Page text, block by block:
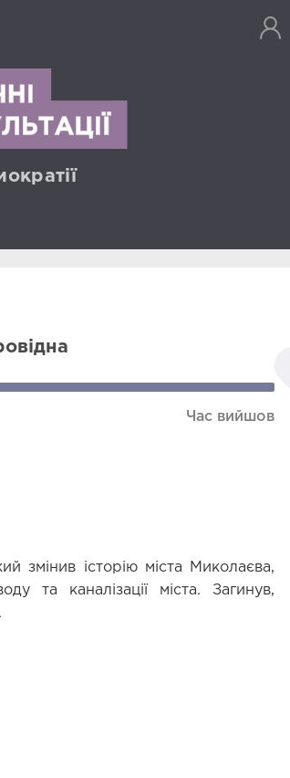
Час вийшов
змінив історію міста Миколаєва,
та каналізації міста. Загинув,